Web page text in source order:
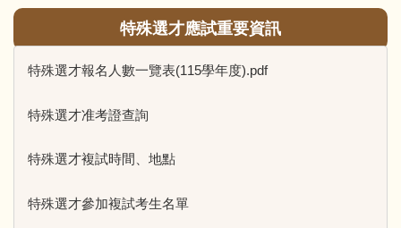
特殊選才應試重要資訊
特殊選才報名人數一覽表(115學年度).pdf
特殊選才准考證查詢
特殊選才複試時間、地點
特殊選才參加複試考生名單